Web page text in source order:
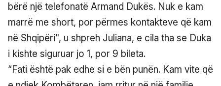
bërë një telefonatë Armand Dukës. Nuk e kam
marrë me short, por përmes kontakteve që kam
në Shqipëri", u shpreh Juliana, e cila tha se Duka
i kishte siguruar jo 1, por 9 bileta.
“Fati është pak edhe si e bën punën. Kam vite që